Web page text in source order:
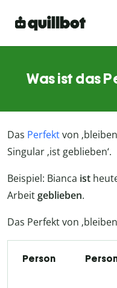
Was ist das
Das Perfektvon
Singular ‚ist geblieben‘.
Beispiel: Bianca ist
Arbeitgeblieben.
Das Perfekt von
Person